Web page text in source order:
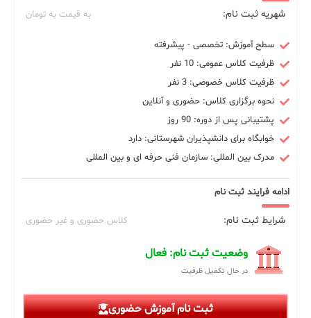
شهریه ثبت نام: به قیمت به تومان
سطح آموزش: تخصصی - پیشرفته
ظرفیت کلاس عمومی: 10 نفر
ظرفیت کلاس خصوصی: 3 نفر
نحوه برگزاری کلاس: حضوری و آنلاین
پشتیبانی پس از دوره: 90 روز
خوابگاه برای دانشپذیران شهرستانی: دارد
مدرک بین المللی: سازمان فنی حرفه ای و بین المللی
ادامه فرایند ثبت نام
شرایط ثبت نام: کلاس حضوری و غیر حضوری
وضعیت ثبت نام: فعال
در حال تکمیل ظرفیت
ثبت نام آموزش حضوری